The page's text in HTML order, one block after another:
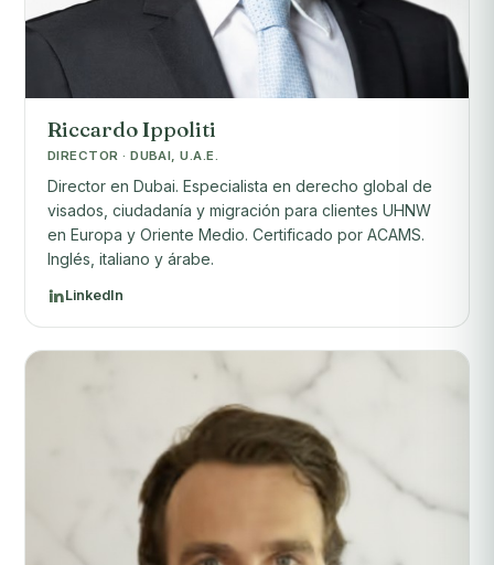
Riccardo Ippoliti
DIRECTOR · DUBAI, U.A.E.
Director en Dubai. Especialista en derecho global de
visados, ciudadanía y migración para clientes UHNW
en Europa y Oriente Medio. Certificado por ACAMS.
Inglés, italiano y árabe.
LinkedIn